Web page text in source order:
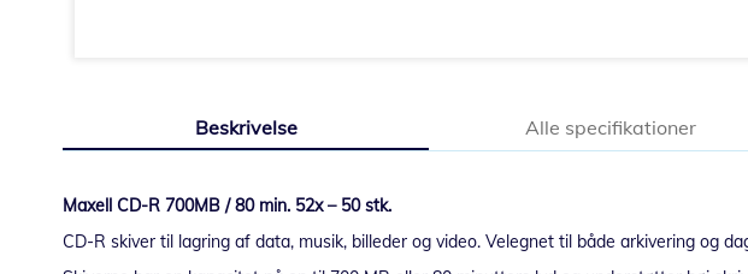
af
Beskrivelse
Maxell CD-R 700MB / 80 min. 52x – 50 stk.
CD-R skiver til lagring af data, musik, billeder og video. Velegnet til både arkivering og
Alle specifikationer